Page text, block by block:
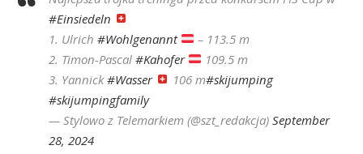
#Einsiedeln
1. Ulrich #Wohlgenannt
– 113.5 m
2. Timon-Pascal #Kahofer
109.5 m
3. Yannick#Wasser 106 m#skijumping
#skijumpingfamily
— Stylowo z Telemarkiem (@szt_redakcja) September
28, 2024